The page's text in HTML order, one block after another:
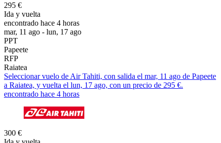
295 €
Ida y vuelta
encontrado hace 4 horas
mar, 11 ago - lun, 17 ago
PPT
Papeete
RFP
Raiatea
Seleccionar vuelo de Air Tahiti, con salida el mar, 11 ago de Papeete
a Raiatea, y vuelta el lun, 17 ago, con un precio de 295 €.
encontrado hace 4 horas
300 €